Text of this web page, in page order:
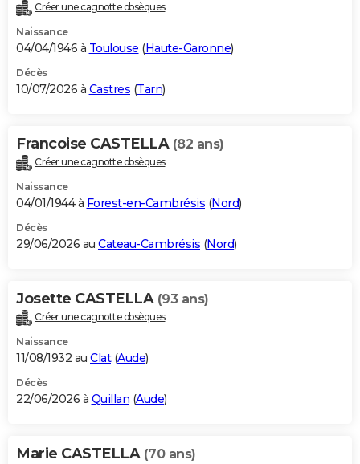
Destinations
City break
Voyage nature
Voyage de noces
Forum
Climat
+PHOTO
GUIDES D'ACHAT
BONS PLANS
Carte de Noël
Carte Bonne année
Carte Saint-Valentin
Carte Pâques
Carte d'anniversaire
DICTIONNAIRE
Dictionnaire
Biographies
Citations
Expressions
Proverbes
PROGRAMME TV
S'inscrire
Se connecter
Lycées
Collèges
Primaires
Universités
Entreprises
Service militaire
Avis de recherche
AVIS DE DÉCÈS
Bricolage
Lifestyle
Culture
Sport
Auto
Television
Voyage
Cinema
Créer une cagnotte obsèques
Naissance
04/04/1946 à Toulouse (Haute-Garonne)
Décès
10/07/2026 à Castres (Tarn)
Francoise CASTELLA (82 ans)
Créer une cagnotte obsèques
Naissance
04/01/1944 à Forest-en-Cambrésis (Nord)
Décès
29/06/2026 au Cateau-Cambrésis (Nord)
Josette CASTELLA (93 ans)
Créer une cagnotte obsèques
Naissance
11/08/1932 au Clat(Aude)
Décès
22/06/2026 à Quillan (Aude)
Marie CASTELLA (70 ans)